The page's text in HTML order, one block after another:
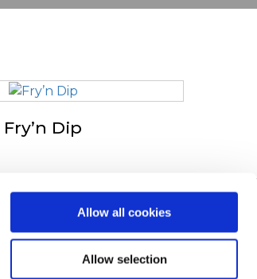
Allow all cookies
Allow selection
Fry’n Dip